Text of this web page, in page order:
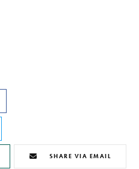
SHARE VIA EMAIL